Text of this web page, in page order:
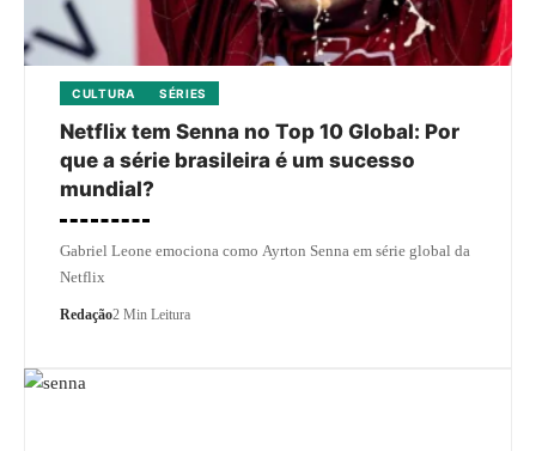
CULTURA SÉRIES
Netflix tem Senna no Top 10 Global: Por
que a série brasileira é um sucesso
mundial?
Gabriel Leone emociona como Ayrton Senna em série global da
Netflix
Redação2 Min Leitura